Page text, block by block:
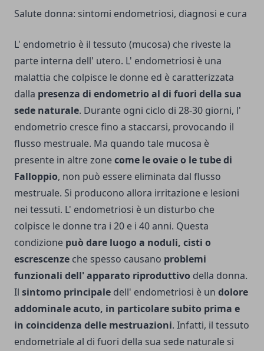
Salute donna: sintomi endometriosi, diagnosi e cura
L' endometrio è il tessuto (mucosa) che riveste la
parte interna dell' utero. L' endometriosi è una
malattia che colpisce le donne ed è caratterizzata
dalla presenza di endometrio al di fuori della sua
sede naturale. Durante ogni ciclo di 28-30 giorni, l'
endometrio cresce fino a staccarsi, pro­vocando il
flusso mestruale. Ma quando tale mucosa è
presente in altre zonecome le ovaie o le tube di
Falloppio, non può essere eli­minata dal flusso
mestruale. Si producono allora irritazione e lesioni
nei tes­suti. L' endometriosi è un distur­bo che
colpisce le donne tra i 20 e i 40 anni. Questa
condizione può dare luogo a noduli, cisti o
escrescenze che spesso causano problemi
funzionali dell' apparato riproduttivo della donna.
Il sintomo principale dell' endometriosi è un dolore
addominale acuto, in particolare subito prima e
in coincidenza delle mestruazioni. Infatti, il tessuto
endometriale al di fuori della sua sede naturale si